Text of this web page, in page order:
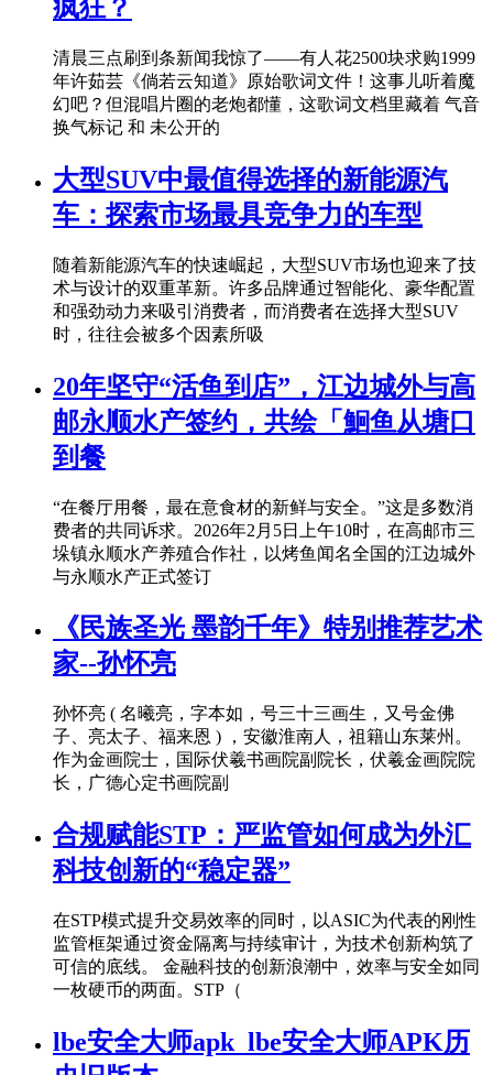
疯狂？
清晨三点刷到条新闻我惊了——有人花2500块求购1999
年许茹芸《倘若云知道》原始歌词文件！这事儿听着魔
幻吧？但混唱片圈的老炮都懂，这歌词文档里藏着 气音
换气标记 和 未公开的
大型SUV中最值得选择的新能源汽
车：探索市场最具竞争力的车型
随着新能源汽车的快速崛起，大型SUV市场也迎来了技
术与设计的双重革新。许多品牌通过智能化、豪华配置
和强劲动力来吸引消费者，而消费者在选择大型SUV
时，往往会被多个因素所吸
20年坚守“活鱼到店”，江边城外与高
邮永顺水产签约，共绘「鮰鱼从塘口
到餐
“在餐厅用餐，最在意食材的新鲜与安全。”这是多数消
费者的共同诉求。2026年2月5日上午10时，在高邮市三
垛镇永顺水产养殖合作社，以烤鱼闻名全国的江边城外
与永顺水产正式签订
《民族圣光 墨韵千年》特别推荐艺术
家--孙怀亮
孙怀亮 ( 名曦亮，字本如，号三十三画生，又号金佛
子、亮太子、福来恩 ) ，安徽淮南人，祖籍山东莱州。
作为金画院士，国际伏羲书画院副院长，伏羲金画院院
长，广德心定书画院副
​合规赋能STP：严监管如何成为外汇
科技创新的“稳定器”
在STP模式提升交易效率的同时，以ASIC为代表的刚性
监管框架通过资金隔离与持续审计，为技术创新构筑了
可信的底线。 金融科技的创新浪潮中，效率与安全如同
一枚硬币的两面。STP（
lbe安全大师apk_lbe安全大师APK历